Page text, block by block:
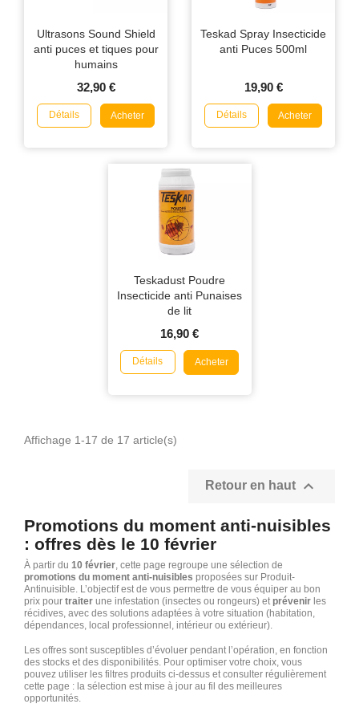
Ultrasons Sound Shield
anti puces et tiques pour
humains
32,90 €
Détails Acheter
Teskad Spray Insecticide
anti Puces 500ml
19,90 €
Détails Acheter
Teskadust Poudre
Insecticide anti Punaises
de lit
16,90 €
Détails Acheter
Affichage 1-17 de 17 article(s)
Retour en haut 
Promotions du moment anti-nuisibles
: offres dès le 10 février
À partir du 10 février , cette page regroupe une sélection de
promotions du moment anti-nuisibles proposées sur Produit-
Antinuisible. L’objectif est de vous permettre de vous équiper au bon
prix pour traiter une infestation (insectes ou rongeurs) et prévenir les
récidives, avec des solutions adaptées à votre situation (habitation,
dépendances, local professionnel, intérieur ou extérieur).
Les offres sont susceptibles d’évoluer pendant l’opération, en fonction
des stocks et des disponibilités. Pour optimiser votre choix, vous
pouvez utiliser les filtres produits ci-dessus et consulter régulièrement
cette page : la sélection est mise à jour au fil des meilleures
opportunités.